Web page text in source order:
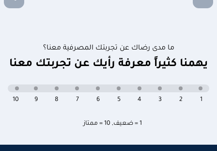
ما مدى رضاك عن تجربتك المصرفية معنا؟
يهمنا كثيراً معرفة رأيك عن تجربتك معنا
1 = ضعيف , 10 = ممتاز
10 9 8 7 6 5 4 3 2 1